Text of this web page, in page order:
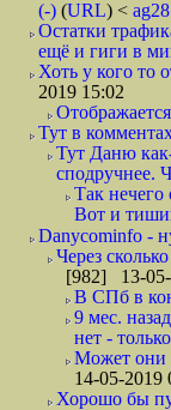
(-) (URL) < ag28
Остатки
ещё и гиги в
Хоть у кого то
2019 15:02
Тут в
Тут Даню
сподручнее.
Так нечего
Вот и
Danycominfo -
Через
[982] 13-05-
В СПб в
9 мес.
нет -
Может они
14-05-2019
Хорошо бы